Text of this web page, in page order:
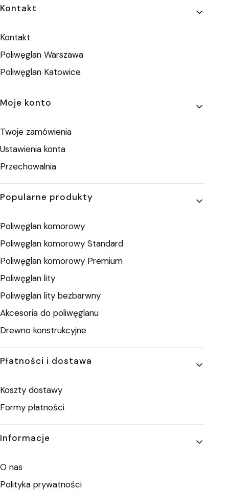
Linki w stopce
Kontakt
Kontakt
Poliwęglan Warszawa
Poliwęglan Katowice
Moje konto
Twoje zamówienia
Ustawienia konta
Przechowalnia
Popularne produkty
Poliwęglan komorowy
Poliwęglan komorowy Standard
Poliwęglan komorowy Premium
Poliwęglan lity
Poliwęglan lity bezbarwny
Akcesoria do poliwęglanu
Drewno konstrukcyjne
Płatności i dostawa
Koszty dostawy
Formy płatności
Informacje
O nas
Polityka prywatności